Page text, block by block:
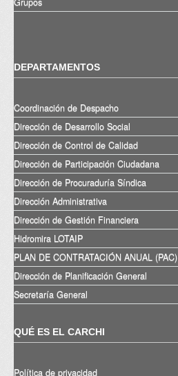
DEPARTAMENTOS
Coordinación de Despacho
Dirección de Desarrollo Social
Dirección de Control de Calidad
Dirección de Participación Ciudadana
Dirección de Procuraduría Síndica
Dirección Administrativa
Dirección de Gestión Financiera
Hidromira LOTAIP
PLAN DE CONTRATACIÓN ANUAL (PAC)
Dirección de Planificación General
Secretaría General
QUÉ ES EL CARCHI
Política de privacidad